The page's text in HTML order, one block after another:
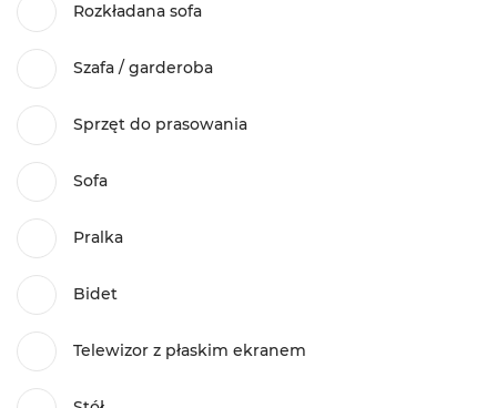
Rozkładana sofa
Szafa / garderoba
Sprzęt do prasowania
Sofa
Pralka
Bidet
Telewizor z płaskim ekranem